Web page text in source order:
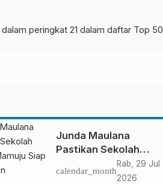
peringkat 21 dalam daftar Top 50
Junda Maulana
Pastikan Sekolah
Rakyat Mamuju Siap
Digunakan
calendar_month
Rab, 29 Jul
2026